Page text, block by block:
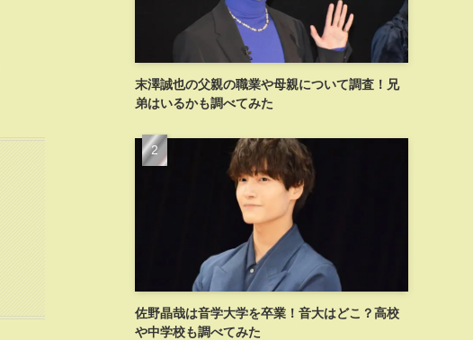
末澤誠也の父親の職業や母親について調査！兄
弟はいるかも調べてみた
佐野晶哉は音学大学を卒業！音大はどこ？高校
や中学校も調べてみた